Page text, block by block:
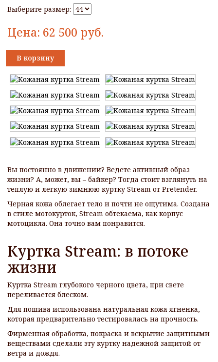
Выберите размер:
Цена: 62 500 руб.
В корзину
Вы постоянно в движении? Ведете активный образ
жизни? А, может, вы – байкер? Тогда стоит взглянуть на
теплую и легкую зимнюю куртку Stream от Pretender.
Черная кожа облегает тело и почти не ощутима. Создана
в стиле мотокурток, Stream обтекаема, как корпус
мотоцикла. Она точно вам понравится.
Куртка Stream: в потоке
жизни
Куртка Stream глубокого черного цвета, при свете
переливается блеском.
Для пошива использована натуральная кожа ягненка,
которая предварительно тестировалась на прочность.
Фирменная обработка, покраска и вскрытие защитными
веществами сделали эту куртку надежной защитой от
ветра и дождя.